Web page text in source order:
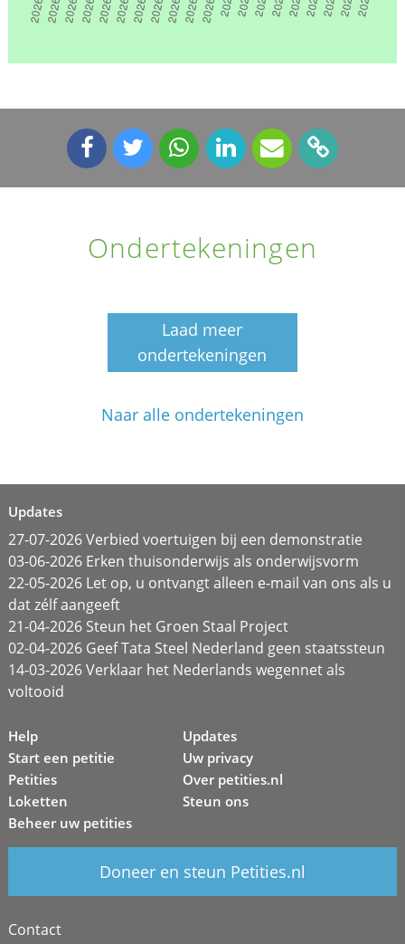
Ondertekeningen
Laad meer
ondertekeningen
Naar alle ondertekeningen
Updates
27-07-2026 Verbied voertuigen bij een demonstratie
03-06-2026 Erken thuisonderwijs als onderwijsvorm
22-05-2026 Let op, u ontvangt alleen e-mail van ons als u
dat zélf aangeeft
21-04-2026 Steun het Groen Staal Project
02-04-2026 Geef Tata Steel Nederland geen staatssteun
14-03-2026 Verklaar het Nederlands wegennet als
voltooid
Help
Start een petitie
Petities
Loketten
Beheer uw petities
Updates
Uw privacy
Over petities.nl
Steun ons
Doneer en steun Petities.nl
Contact